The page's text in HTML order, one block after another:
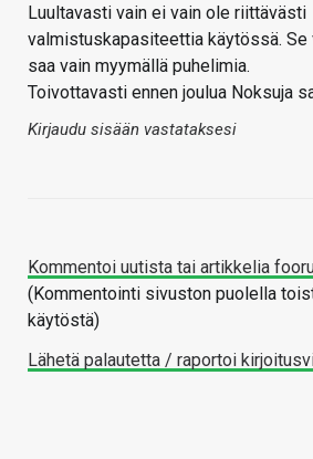
Luultavasti vain ei vain ole riittävästi
valmistuskapasiteettia käytössä. Se
saa vain myymällä puhelimia.
Toivottavasti ennen joulua Noksuja
Kirjaudu sisään vastataksesi
Kommentoi uutista tai artikkelia
(Kommentointi sivuston puolella
käytöstä)
Lähetä palautetta / raportoi